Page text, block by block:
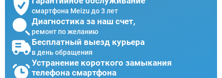
смартфона Meizu до 3 лет
Диагностика за наш счет,
ремонт по желанию
Бесплатный выезд курьера
в день обращения
Устранение короткого замыкания
телефона смартфона